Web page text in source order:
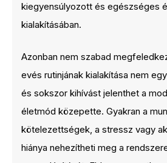
kiegyensúlyozott és egészséges
kialakításában.
Azonban nem szabad
evés rutinjának kialakítása nem
és sokszor kihívást jelenthet a
életmód közepette. Gyakran a
kötelezettségek, a stressz vagy
hiánya nehezítheti meg a